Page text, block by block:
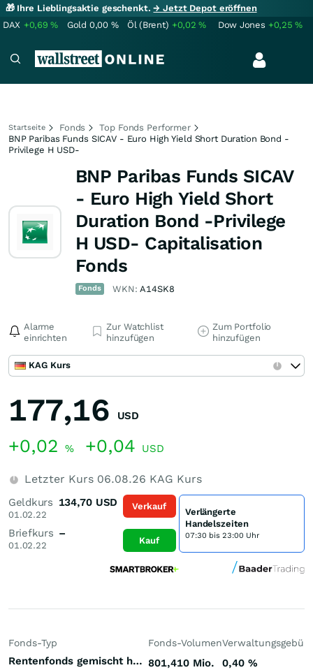
🎁 Ihre Lieblingsaktie geschenkt.→ Jetzt Depot eröffnen
DAX +0,69% Gold 0,00 % Öl (Brent) +0,02% Dow Jones +0,25%
Startseite Fonds
Top Fonds Performer
BNP Paribas Funds SICAV - Euro High Yield Short Duration Bond -
Privilege H USD-
BNP Paribas Funds SICAV
- Euro High Yield Short
Duration Bond -Privilege
H USD- Capitalisation
Fonds
Fonds WKN:A14SK8
Alarme
einrichten
Zur Watchlist
hinzufügen
Zum Portfolio
hinzufügen
KAG Kurs
177,16 USD
+0,02 % +0,04 USD
Letzter Kurs 06.08.26 KAG Kurs
Geldkurs
01.02.22
134,70 USD
Briefkurs
01.02.22
–
Verkauf
Kauf
Verlängerte
Handelszeiten
07:30 bis 23:00 Uhr
Fonds-Typ
Rentenfonds gemischt höherverzinst Welt Hart- und Weichwährungen (Welt)
Fonds-Volumen
801,410 Mio. 0,40 %